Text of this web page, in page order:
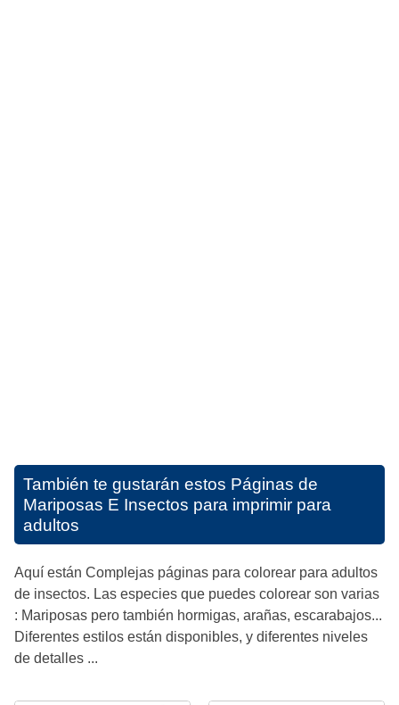
También te gustarán estos Páginas de
Mariposas E Insectos para imprimir para
adultos
Aquí están Complejas páginas para colorear para adultos
de insectos. Las especies que puedes colorear son varias
: Mariposas pero también hormigas, arañas, escarabajos...
Diferentes estilos están disponibles, y diferentes niveles
de detalles ...